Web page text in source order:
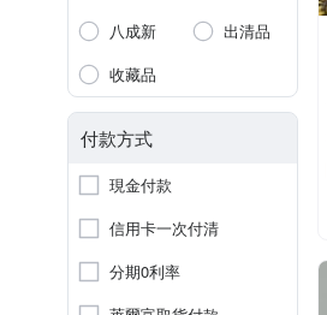
八成新
出清品
收藏品
付款方式
現金付款
信用卡一次付清
分期0利率